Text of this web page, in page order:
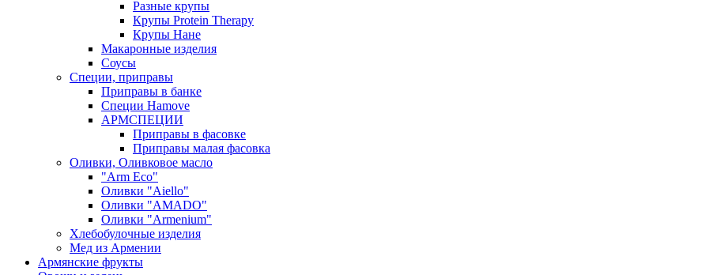
Разные крупы
Крупы Protein Therapy
Крупы Нане
Макаронные изделия
Соусы
Специи, приправы
Приправы в банке
Специи Hamove
АРМСПЕЦИИ
Приправы в фасовке
Приправы малая фасовка
Оливки, Оливковое масло
"Arm Eco"
Оливки "Aiello"
Оливки "AMADO"
Оливки "Armenium"
Хлебобулочные изделия
Мед из Армении
Армянские фрукты